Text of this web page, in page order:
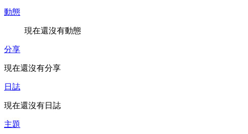
動態
現在還沒有動態
分享
現在還沒有分享
日誌
現在還沒有日誌
主題